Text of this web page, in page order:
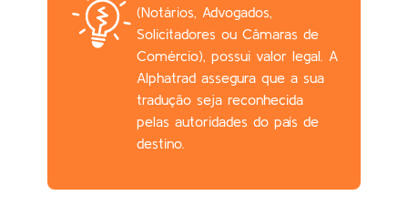
(Notários, Advogados,
Solicitadores ou Câmaras de
Comércio), possui valor legal. A
Alphatrad assegura que a sua
tradução seja reconhecida
pelas autoridades do país de
destino.